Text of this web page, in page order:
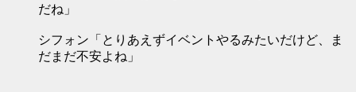
だね」
シフォン「とりあえずイベントやるみたいだけど、ま
だまだ不安よね」